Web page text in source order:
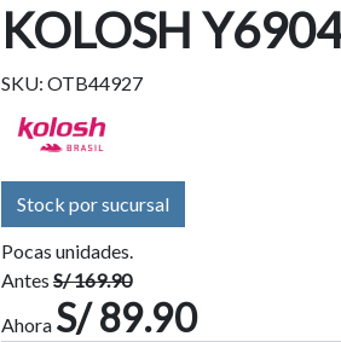
KOLOSH
SKU: OTB44927
Stock por sucursal
Pocas unidades.
Antes S/ 169.90
Ahora S/ 89.90